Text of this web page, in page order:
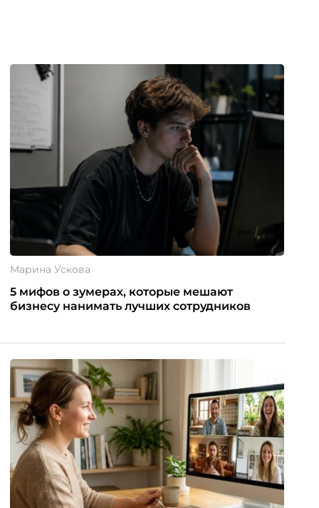
Марина Ускова
5 мифов о зумерах, которые мешают
бизнесу нанимать лучших сотрудников